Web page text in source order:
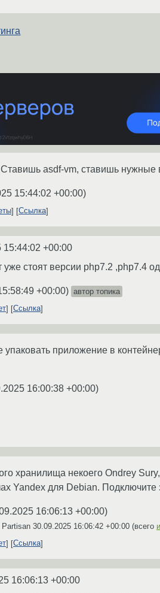
Ставишь asdf-vm, ставишь
15:44:02 +00:00)
Ссылка
15:44:02 +00:00
стоят версии php7.2 ,php7.4
+00:00) автор топика
Ссылка
приложение в
16:00:38 +00:00)
хранилища некоего Ondrey
Yandex для Debian. Подключите
16:06:13 +00:00)
Partisan 30.09.2025 16:06:42 +00:00 (всего
Ссылка
16:06:13 +00:00